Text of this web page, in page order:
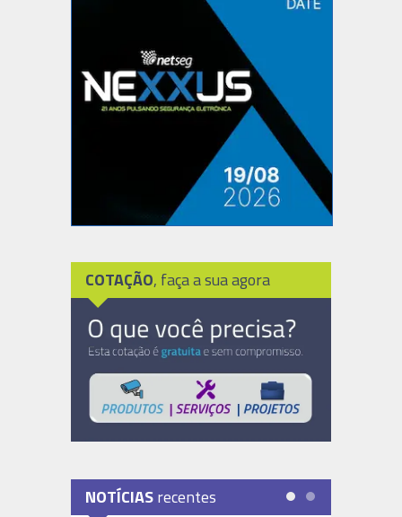
COTAÇÃO, faça a sua agora
NOTÍCIASrecentes